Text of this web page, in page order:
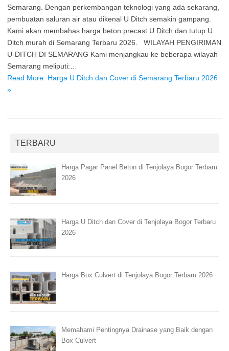
Semarang. Dengan perkembangan teknologi yang ada sekarang,
pembuatan saluran air atau dikenal U Ditch semakin gampang.
Kami akan membahas harga beton precast U Ditch dan tutup U
Ditch murah di Semarang Terbaru 2026. WILAYAH PENGIRIMAN
U-DITCH DI SEMARANG Kami menjangkau ke beberapa wilayah
Semarang meliputi:…
Read More: Harga U Ditch dan Cover di Semarang Terbaru 2026
»
TERBARU
Harga Pagar Panel Beton di Tenjolaya Bogor Terbaru
2026
Harga U Ditch dan Cover di Tenjolaya Bogor Terbaru
2026
Harga Box Culvert di Tenjolaya Bogor Terbaru 2026
Memahami Pentingnya Drainase yang Baik dengan
Box Culvert